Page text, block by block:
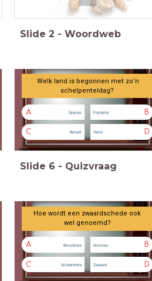
Slide 2 - Woordweb
A Spanje B
Frankrijk
C België D
Italië
Slide 6 - Quizvraag
wel genoemd?
A Broodmes B
Snijmes
C Scheermes D
Zwaard